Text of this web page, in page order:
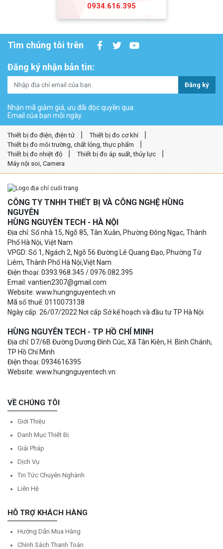
0934.616.395
Tìm chúng tôi trên
Đăng ký nhận bản tin:
Đăng ký
Nhận mã giảm giá, ưu đãi độc quyền qua
Email của bạn mỗi ngày.
Thiết bị đo điện, điện tử
Thiết bị đo cơ khí
Thiết bị đo môi trường, chất lỏng, thực phẩm
Thiết bị đo nhiệt độ
Thiết bị đo áp suất, thủy lực
Máy nội soi, Camera
CÔNG TY TNHH THIẾT BỊ VÀ CÔNG NGHỆ HÙNG
NGUYÊN
HÙNG NGUYÊN TECH - HÀ NỘI
Địa chỉ: Số nhà 15, Ngõ 85, Tân Xuân, Phường Đông Ngạc, Thành
Phố Hà Nội, Việt Nam
VPGD: Số 1, Ngách 2, Ngõ 56 Đường Lê Quang Đạo, Phường Từ
Liêm, Thành Phố Hà Nội,Việt Nam
Điện thoại: 0393.968.345 / 0976.082.395
Email: vantien2307@gmail.com
Website: www.hungnguyentech.vn
Mã số thuế: 0110073138
Ngày cấp: 26/07/2022 Nơi cấp Sở kế hoạch và đầu tư TP Hà Nội
HÙNG NGUYÊN TECH - TP HỒ CHÍ MINH
Địa chỉ: D7/6B Đường Dương Đình Cúc, Xã Tân Kiên, H. Bình Chánh,
TP Hồ Chí Minh
Điện thoại: 0934616395
Website: www.hungnguyentech.vn
VỀ CHÚNG TÔI
Giới Thiệu
Danh Mục Thiết Bị
Giải Pháp
Dịch Vụ
Tin Tức Chuyên Nghành
Liên Hệ
HỖ TRỢ KHÁCH HÀNG
Hướng Dẫn Mua Hàng
Chính Sách Thanh Toán